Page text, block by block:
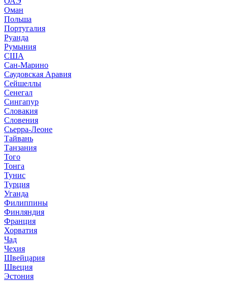
Оман
Польша
Португалия
Руанда
Румыния
США
Сан-Марино
Саудовская Аравия
Сейшеллы
Сенегал
Сингапур
Словакия
Словения
Сьерра-Леоне
Тайвань
Танзания
Того
Тонга
Тунис
Турция
Уганда
Филиппины
Финляндия
Франция
Хорватия
Чад
Чехия
Швейцария
Швеция
Эстония